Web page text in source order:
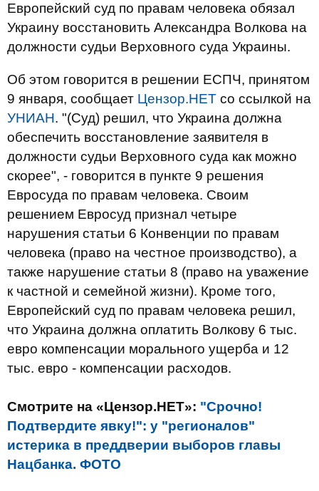
Европейский суд по правам человека обязал
Украину восстановить Александра Волкова на
должности судьи Верховного суда Украины.
Об этом говорится в решении ЕСПЧ, принятом
9 января, сообщает Цензор.НЕТ со ссылкой на
УНИАН. "(Суд) решил, что Украина должна
обеспечить восстановление заявителя в
должности судьи Верховного суда как можно
скорее", - говорится в пункте 9 решения
Евросуда по правам человека. Своим
решением Евросуд признал четыре
нарушения статьи 6 Конвенции по правам
человека (право на честное производство), а
также нарушение статьи 8 (право на уважение
к частной и семейной жизни). Кроме того,
Европейский суд по правам человека решил,
что Украина должна оплатить Волкову 6 тыс.
евро компенсации морального ущерба и 12
тыс. евро - компенсации расходов.
Смотрите на «Цензор.НЕТ»: "Срочно!
Подтвердите явку!": у "регионалов"
истерика в преддверии выборов главы
Нацбанка. ФОТО